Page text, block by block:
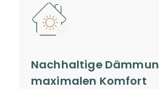
Nachhaltige
maximalen Komfort